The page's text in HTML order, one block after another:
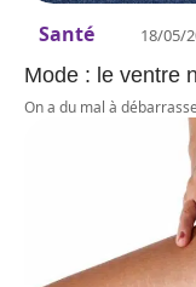
Santé 18/05/
Mode : le ventre
On a du mal à